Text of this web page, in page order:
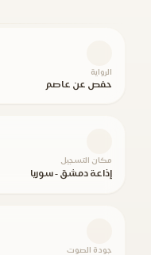
الرواية
حفص عن عاصم
مكان التسجيل
إذاعة دمشق - سوريا
جودة الصوت